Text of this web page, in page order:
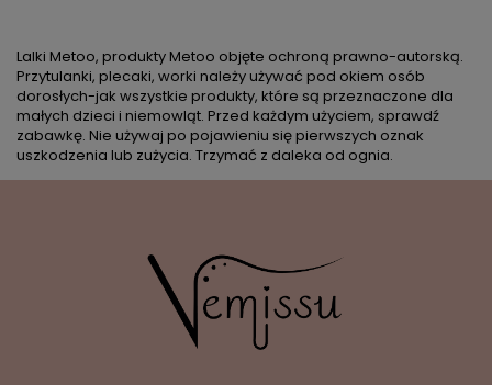
Lalki Metoo, produkty Metoo objęte ochroną prawno-autorską.
Przytulanki, plecaki, worki należy używać pod okiem osób
dorosłych-jak wszystkie produkty, które są przeznaczone dla
małych dzieci i niemowląt. Przed każdym użyciem, sprawdź
zabawkę. Nie używaj po pojawieniu się pierwszych oznak
uszkodzenia lub zużycia. Trzymać z daleka od ognia.